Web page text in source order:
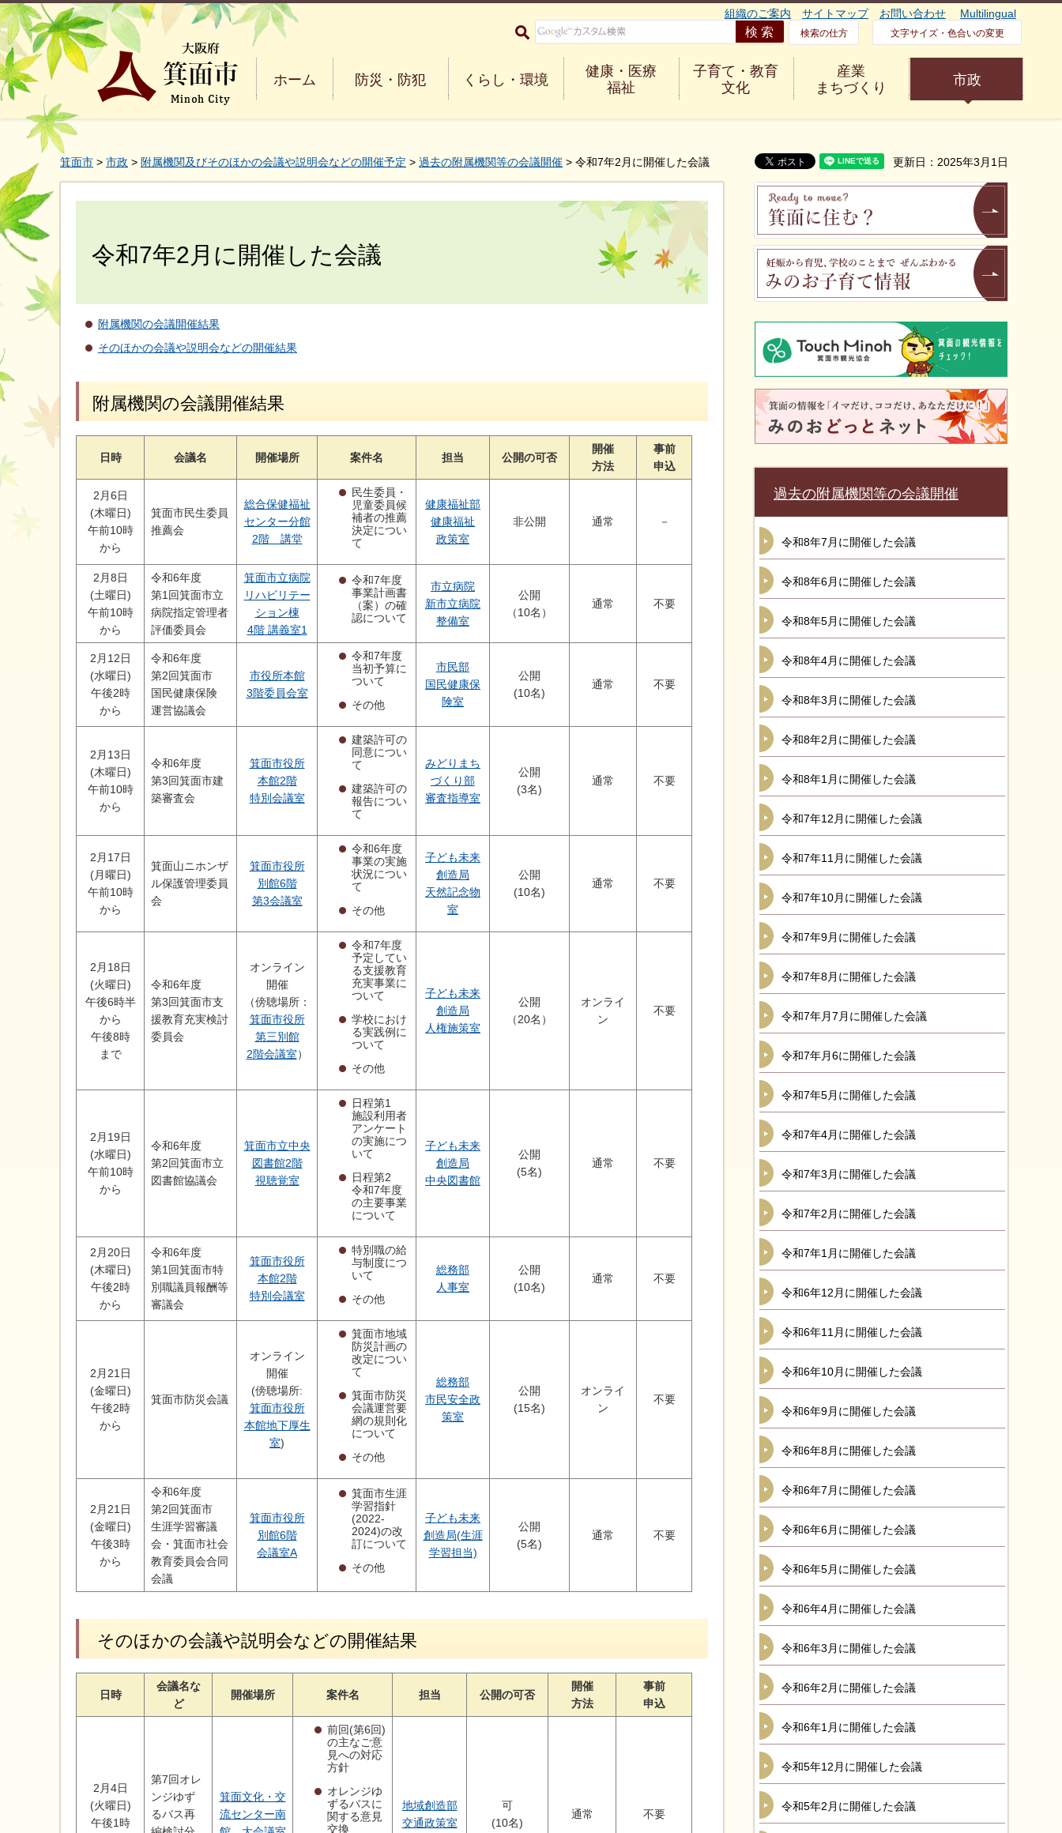
大阪府箕面市 Minoh City
組織のご案内 サイトマップ お問い合わせ Multilingual
検索の仕方 文字サイズ・色合いの変更
ホーム 防災・防犯 くらし・環境
健康・医療
福祉
子育て・教育
文化
産業
まちづくり
市政
箕面市 > 市政 > 附属機関及びそのほかの会議や説明会などの開催予定 > 過去の附属機関等の会議開催 > 令和7年2月に開催した会議 更新日：2025年3月1日
令和7年2月に開催した会議
附属機関の会議開催結果
そのほかの会議や説明会などの開催結果
附属機関の会議開催結果
日時 会議名 開催場所 案件名 担当 公開の可否
開催
方法
事前
申込
2月6日
(木曜日)
午前10時
から
箕面市民生委員
推薦会
総合保健福祉
センター分館
2階 講堂
民生委員・
児童委員候
補者の推薦
決定につい
て
健康福祉部
健康福祉
政策室
非公開 通常 －
2月8日
(土曜日)
午前10時
から
令和6年度
第1回箕面市立
病院指定管理者
評価委員会
箕面市立病院
リハビリテー
ション棟
4階 講義室1
令和7年度
事業計画書
（案）の確
認について
市立病院
新市立病院
整備室
公開
（10名）
通常 不要
2月12日
(水曜日)
午後2時
から
令和6年度
第2回箕面市
国民健康保険
運営協議会
市役所本館
3階委員会室
令和7年度
当初予算に
ついて
その他
市民部
国民健康保
険室
公開
(10名)
通常 不要
2月13日
(木曜日)
午前10時
から
令和6年度
第3回箕面市建
築審査会
箕面市役所
本館2階
特別会議室
建築許可の
同意につい
て
建築許可の
報告につい
て
みどりまち
づくり部
審査指導室
公開
(3名)
通常 不要
2月17日
(月曜日)
午前10時
から
箕面山ニホンザ
ル保護管理委員
会
箕面市役所
別館6階
第3会議室
令和6年度
事業の実施
状況につい
て
その他
子ども未来
創造局
天然記念物
室
公開
(10名)
通常 不要
2月18日
(火曜日)
午後6時半
から
午後8時
まで
令和6年度
第3回箕面市支
援教育充実検討
委員会
オンライン
開催
（傍聴場所：
箕面市役所
第三別館
2階会議室）
令和7年度
予定してい
る支援教育
充実事業に
ついて
学校におけ
る実践例に
ついて
その他
子ども未来
創造局
人権施策室
公開
（20名）
オンライ
ン
不要
2月19日
(水曜日)
午前10時
から
令和6年度
第2回箕面市立
図書館協議会
箕面市立中央
図書館2階
視聴覚室
日程第1
施設利用者
アンケート
の実施につ
いて
日程第2
令和7年度
の主要事業
について
子ども未来
創造局
中央図書館
公開
(5名)
通常 不要
2月20日
(木曜日)
午後2時
から
令和6年度
第1回箕面市特
別職議員報酬等
審議会
箕面市役所
本館2階
特別会議室
特別職の給
与制度につ
いて
その他
総務部
人事室
公開
(10名)
通常 不要
2月21日
(金曜日)
午後2時
から
箕面市防災会議
オンライン
開催
(傍聴場所:
箕面市役所
本館地下厚生
室)
箕面市地域
防災計画の
改定につい
て
箕面市防災
会議運営要
網の規則化
について
その他
総務部
市民安全政
策室
公開
(15名)
オンライ
ン
不要
2月21日
(金曜日)
午後3時
から
令和6年度
第2回箕面市
生涯学習審議
会・箕面市社会
教育委員会合同
会議
箕面市役所
別館6階
会議室A
箕面市生涯
学習指針
(2022-
2024)の改
訂について
その他
子ども未来
創造局(生涯
学習担当)
公開
(5名)
通常 不要
そのほかの会議や説明会などの開催結果
日時
会議名な
ど
開催場所 案件名 担当 公開の可否
開催
方法
事前
申込
2月4日
(火曜日)
午後1時
第7回オレ
ンジゆず
るバス再
箕面文化・交
流センター南
前回(第6回)
の主なご意
見への対応
方針
オレンジゆ
ずるバスに
関する意見
交換
地域創造部
交通政策室
可
(10名)
通常 不要
過去の附属機関等の会議開催
令和8年7月に開催した会議
令和8年6月に開催した会議
令和8年5月に開催した会議
令和8年4月に開催した会議
令和8年3月に開催した会議
令和8年2月に開催した会議
令和8年1月に開催した会議
令和7年12月に開催した会議
令和7年11月に開催した会議
令和7年10月に開催した会議
令和7年9月に開催した会議
令和7年8月に開催した会議
令和7年月7月に開催した会議
令和7年月6に開催した会議
令和7年5月に開催した会議
令和7年4月に開催した会議
令和7年3月に開催した会議
令和7年2月に開催した会議
令和7年1月に開催した会議
令和6年12月に開催した会議
令和6年11月に開催した会議
令和6年10月に開催した会議
令和6年9月に開催した会議
令和6年8月に開催した会議
令和6年7月に開催した会議
令和6年6月に開催した会議
令和6年5月に開催した会議
令和6年4月に開催した会議
令和6年3月に開催した会議
令和6年2月に開催した会議
令和6年1月に開催した会議
令和5年12月に開催した会議
令和5年2月に開催した会議